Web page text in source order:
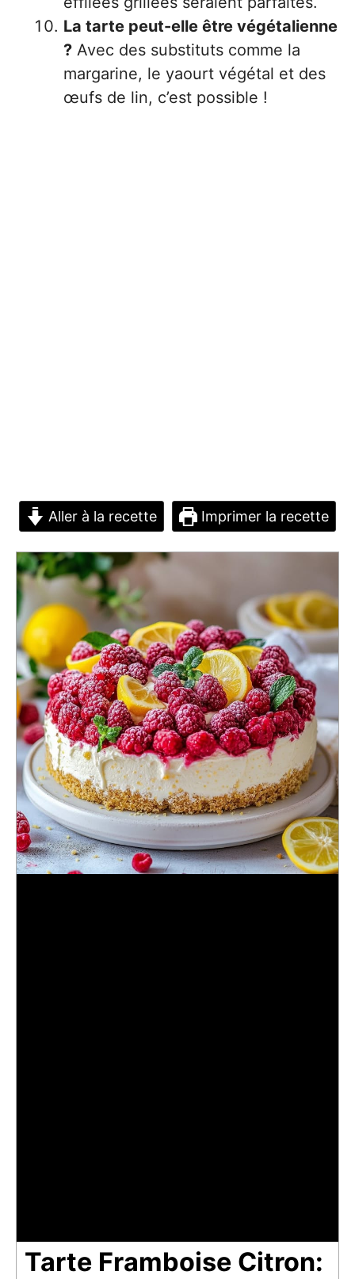
La tarte peut-elle être végétalienne
? Avec des substituts comme la
margarine, le yaourt végétal et des
œufs de lin, c’est possible !
Aller à la recette Imprimer la recette
Tarte Framboise Citron: